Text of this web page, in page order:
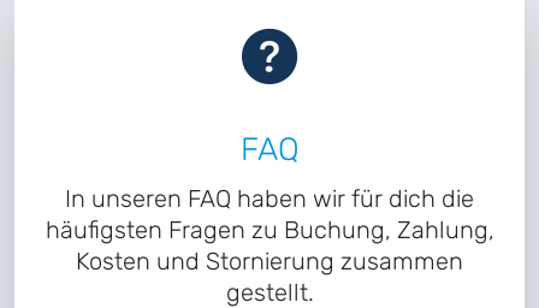
FAQ
In unseren FAQ haben wir für dich die
häufigsten Fragen zu Buchung, Zahlung,
Kosten und Stornierung zusammen
gestellt.